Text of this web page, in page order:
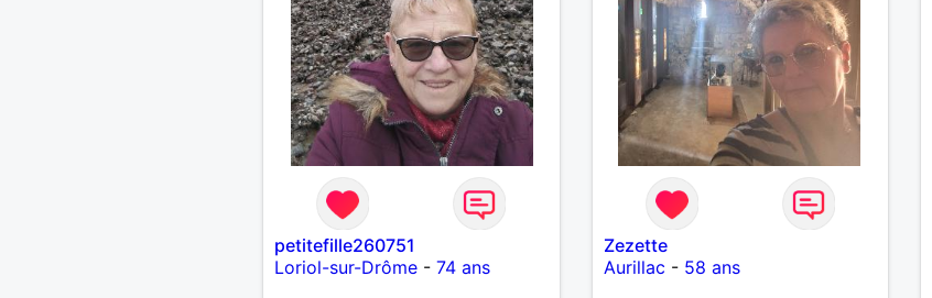
pour continuer à profiter de la
vie mais à deux. Je peux tout
faire toute seule, mais j en ai
marre je veux partagé et rigoler
petitefille260751
Loriol-sur-Drôme- 74 ans
Zezette
Aurillac - 58 ans